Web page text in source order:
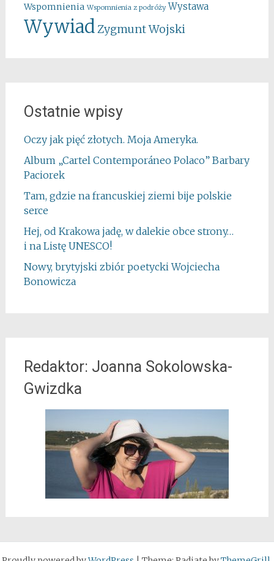
Wspomnienia Wspomnienia z podróży Wystawa
WywiadZygmunt Wojski
Ostatnie wpisy
Oczy jak pięć złotych. Moja Ameryka.
Album „Cartel Contemporáneo Polaco” Barbary
Paciorek
Tam, gdzie na francuskiej ziemi bije polskie
serce
Hej, od Krakowa jadę, w dalekie obce strony…
i na Listę UNESCO!
Nowy, brytyjski zbiór poetycki Wojciecha
Bonowicza
Redaktor: Joanna Sokolowska-
Gwizdka